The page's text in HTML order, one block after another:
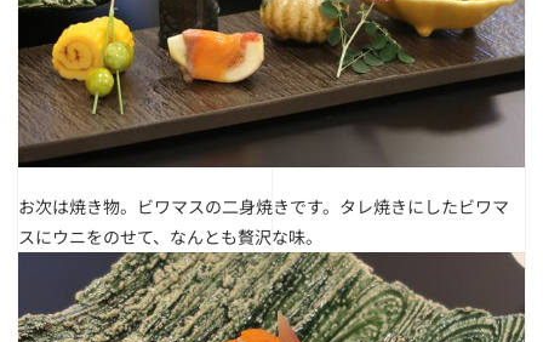
お次は焼き物。ビワマスの二身焼きです。タレ焼きにしたビワマ
スにウニをのせて、なんとも贅沢な味。